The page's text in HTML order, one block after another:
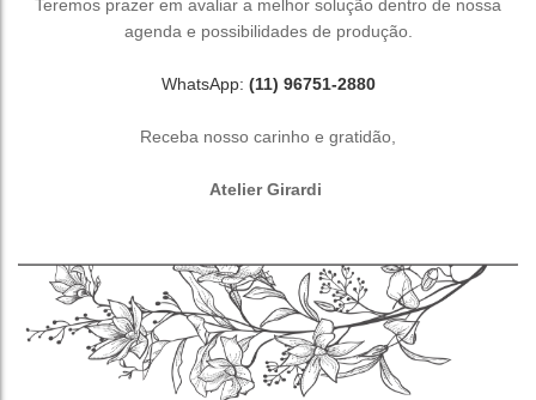
Teremos prazer em avaliar a melhor solução dentro de nossa
agenda e possibilidades de produção.
WhatsApp: (11) 96751-2880
Receba nosso carinho e gratidão,
Atelier Girardi